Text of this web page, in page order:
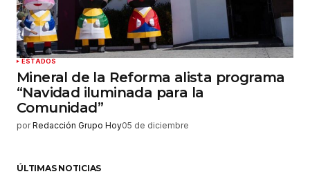
ESTADOS
Mineral de la Reforma alista programa
“Navidad iluminada para la
Comunidad”
por Redacción Grupo Hoy05 de diciembre
ÚLTIMAS NOTICIAS